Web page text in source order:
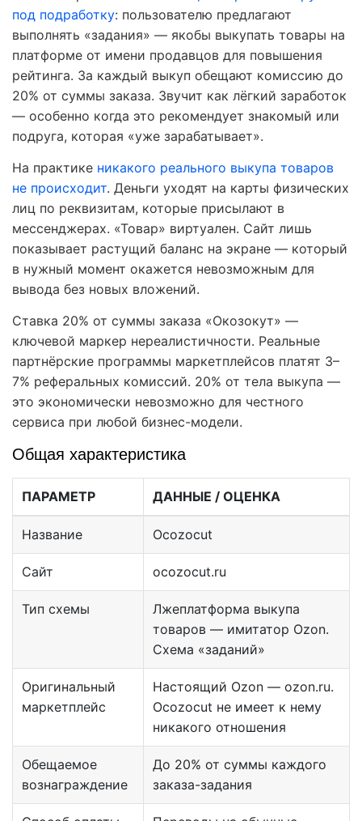
под подработку: пользователю предлагают
выполнять «задания» — якобы выкупать товары на
платформе от имени продавцов для повышения
рейтинга. За каждый выкуп обещают комиссию до
20% от суммы заказа. Звучит как лёгкий заработок
— особенно когда это рекомендует знакомый или
подруга, которая «уже зарабатывает».
На практике никакого реального выкупа товаров
не происходит. Деньги уходят на карты физических
лиц по реквизитам, которые присылают в
мессенджерах. «Товар» виртуален. Сайт лишь
показывает растущий баланс на экране — который
в нужный момент окажется невозможным для
вывода без новых вложений.
Ставка 20% от суммы заказа «Окозокут» —
ключевой маркер нереалистичности. Реальные
партнёрские программы маркетплейсов платят 3–
7% реферальных комиссий. 20% от тела выкупа —
это экономически невозможно для честного
сервиса при любой бизнес-модели.
Общая характеристика
ПАРАМЕТР ДАННЫЕ / ОЦЕНКА
Название Ocozocut
Сайт ocozocut.ru
Тип схемы
Лжеплатформа выкупа
товаров — имитатор Ozon.
Схема «заданий»
Оригинальный
маркетплейс
Настоящий Ozon — ozon.ru.
Ocozocut не имеет к нему
никакого отношения
Обещаемое
вознаграждение
До 20% от суммы каждого
заказа-задания